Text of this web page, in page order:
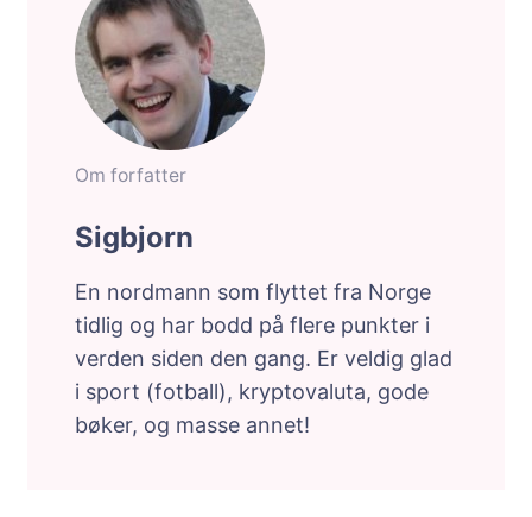
Om forfatter
Sigbjorn
En nordmann som flyttet fra Norge
tidlig og har bodd på flere punkter i
verden siden den gang. Er veldig glad
i sport (fotball), kryptovaluta, gode
bøker, og masse annet!